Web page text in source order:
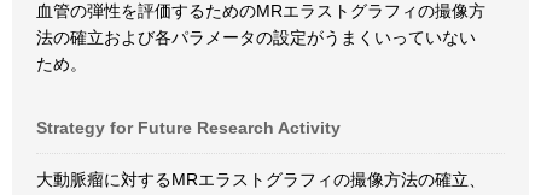
血管の弾性を評価するためのMRエラストグラフィの撮像方
法の確立および各パラメータの設定がうまくいっていない
ため。
Strategy for Future Research Activity
大動脈瘤に対するMRエラストグラフィの撮像方法の確立、